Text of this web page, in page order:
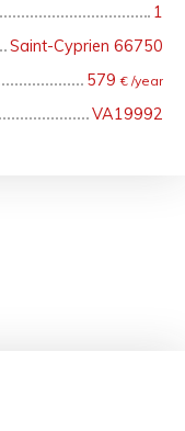
1
Saint-Cyprien 66750
579€ /year
VA19992